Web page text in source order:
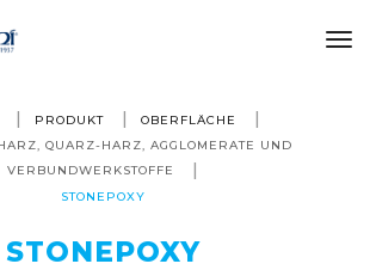
PRODUKT
OBERFLÄCHE
QUARZ-HARZ, AGGLOMERATE UND
VERBUNDWERKSTOFFE
STONEPOXY
STONEPOXY